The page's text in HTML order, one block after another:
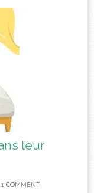
leur
1 COMMENT